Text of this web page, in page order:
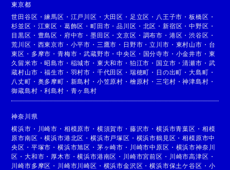
東京都
世田谷区 ・練馬区 ・ 江戸川区 ・ 大田区 ・ 足立区 ・ 八王子市 ・板橋区 ・
杉並区 ・ 江東区 ・ 葛飾区 ・町田市 ・品川区 ・ 北区 ・ 新宿区 ・中野区 ・
目黒区 ・ 豊島区 ・ 府中市 ・墨田区 ・文京区 ・ 調布市 ・ 港区 ・渋谷区 ・
荒川区 ・ 西東京市 ・ 小平市 ・ 三鷹市 ・ 日野市 ・立川市 ・ 東村山市 ・ 台
東区 ・ 多摩市 ・青梅市 ・武蔵野市 ・中央区 ・ 国分寺市 ・ 小金井市 ・ 東
久留米市 ・昭島市 ・ 稲城市 ・ 東大和市 ・ 狛江市 ・ 国立市 ・清瀬市 ・ 武
蔵村山市 ・福生市 ・ 羽村市 ・ 千代田区 ・ 瑞穂町 ・ 日の出町 ・大島町 ・
八丈町 ・ 奥多摩町 ・ 新島村 ・ 小笠原村 ・ 檜原村 ・ 三宅村 ・神津島村 ・
御蔵島村 ・利島村 ・ 青ヶ島村
神奈川県
横浜市 ・ 川崎市 ・ 相模原市 ・ 横須賀市 ・ 藤沢市 ・横浜市青葉区 ・ 相模
原市南区 ・横浜市港北区 ・横浜市戸塚区 ・ 横浜市鶴見区 ・相模原市中
央区 ・ 平塚市 ・横浜市旭区 ・ 茅ヶ崎市 ・ 川崎市中原区 ・ 横浜市神奈川
区 ・大和市 ・ 厚木市 ・横浜市港南区 ・ 川崎市宮前区 ・ 川崎市高津区 ・
川崎市多摩区 ・ 川崎市川崎区 ・ 横浜市金沢区 ・横浜市保土ケ谷区 ・ 小